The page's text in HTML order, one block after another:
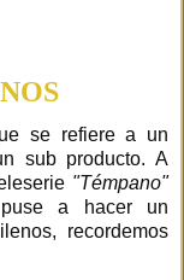
se refiere a un
sub producto. A
"Témpano"
a hacer un
recordemos